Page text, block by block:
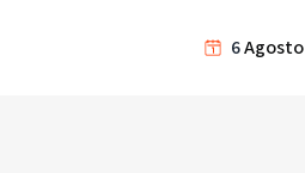
6Agosto